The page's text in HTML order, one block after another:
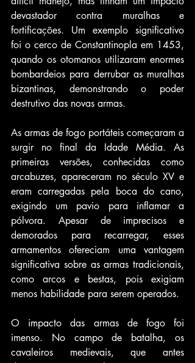
devastador contra muralhas e
fortificações. Um exemplo significativo
foi o cerco de Constantinopla em 1453,
quando os otomanos utilizaram enormes
bombardeios para derrubar as muralhas
bizantinas, demonstrando o poder
destrutivo das novas armas.
As armas de fogo portáteis começaram a
surgir no final da Idade Média. As
primeiras versões, conhecidas como
arcabuzes, apareceram no século XV e
eram carregadas pela boca do cano,
exigindo um pavio para inflamar a
pólvora. Apesar de imprecisos e
demorados para recarregar, esses
armamentos ofereciam uma vantagem
significativa sobre as armas tradicionais,
como arcos e bestas, pois exigiam
menos habilidade para serem operados.
O impacto das armas de fogo foi
imenso. No campo de batalha, os
cavaleiros medievais, que antes